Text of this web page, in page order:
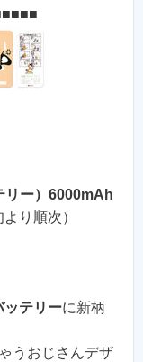
リー）6000mAh
り順次）
ッテリーに新柄
うおじさんデザ